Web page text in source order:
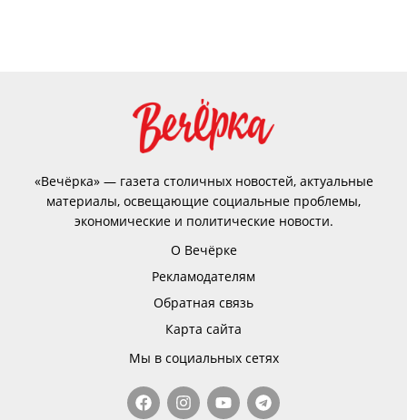
«Вечёрка» — газета столичных новостей, актуальные
материалы, освещающие социальные проблемы,
экономические и политические новости.
О Вечёрке
Рекламодателям
Обратная связь
Карта сайта
Мы в социальных сетях